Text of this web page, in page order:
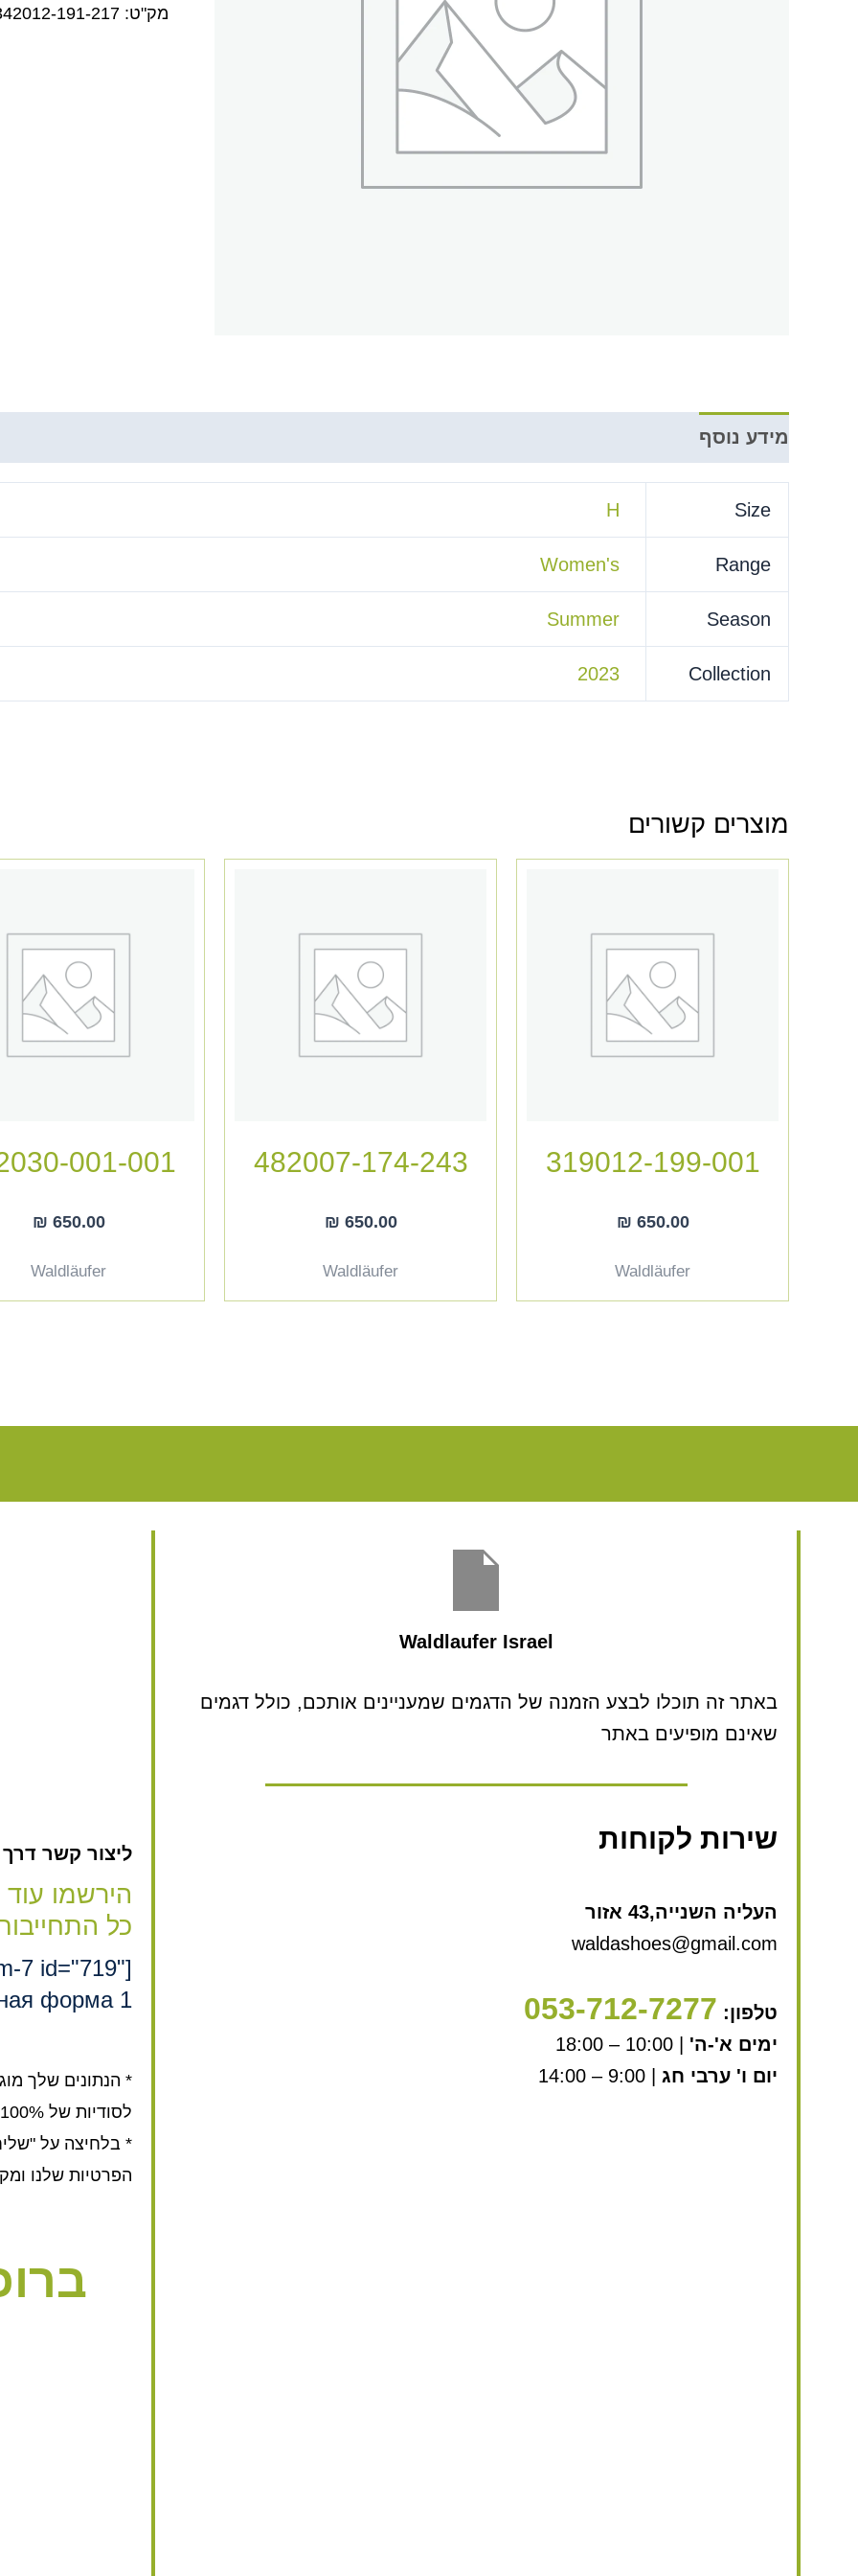
מק"ט: 191-217
מידע נוסף
Size
H
Range
Women's
Season
Summer
Collection
2023
מוצרים קשורים
319012-199-001
₪ 650.00
Waldläufer
482007-174-243
₪ 650.00
Waldläufer
001-001
₪ 650.00
Waldläufer
Waldlaufer Israel
באתר זה תוכלו לבצע הזמנה של הדגמים שמעניינים אותכם, כולל דגמים
שאינם מופיעים באתר
שירות לקוחות
העליה השנייה,43 אזור
waldashoes@gmail.com
טלפון: 053-712-7277
ימים א'-ה'
יום ו' ערבי חג
ליצור קשר דרך
הירשמו
כל
7 id="719"
форма 1"]
* הנתונים שלך
לסודיות של 100%.
* בלחיצה על
הפרטיות שלנו